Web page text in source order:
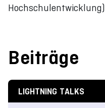
Hochschulentwicklung)
Beiträge
LIGHTNING TALKS